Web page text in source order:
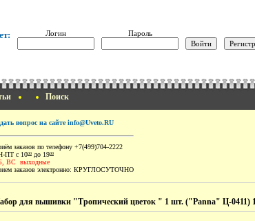
Логин Пароль
Поиск
вопрос на сайте info@Uveto.RU
заказов по телефону +7(499)704-2222
ПТ с 1000 до 1900
ВС выходные
заказов электронно: КРУГЛОСУТОЧНО
для вышивки "Тропический цветок " 1 шт. ("Panna" Ц-0411)